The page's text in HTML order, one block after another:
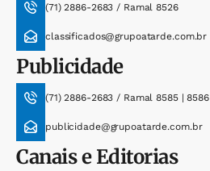
(71) 2886-2683 / Ramal 8526
classificados@grupoatarde.com.br
Publicidade
(71) 2886-2683 / Ramal 8585 | 8586
publicidade@grupoatarde.com.br
Canais e Editorias